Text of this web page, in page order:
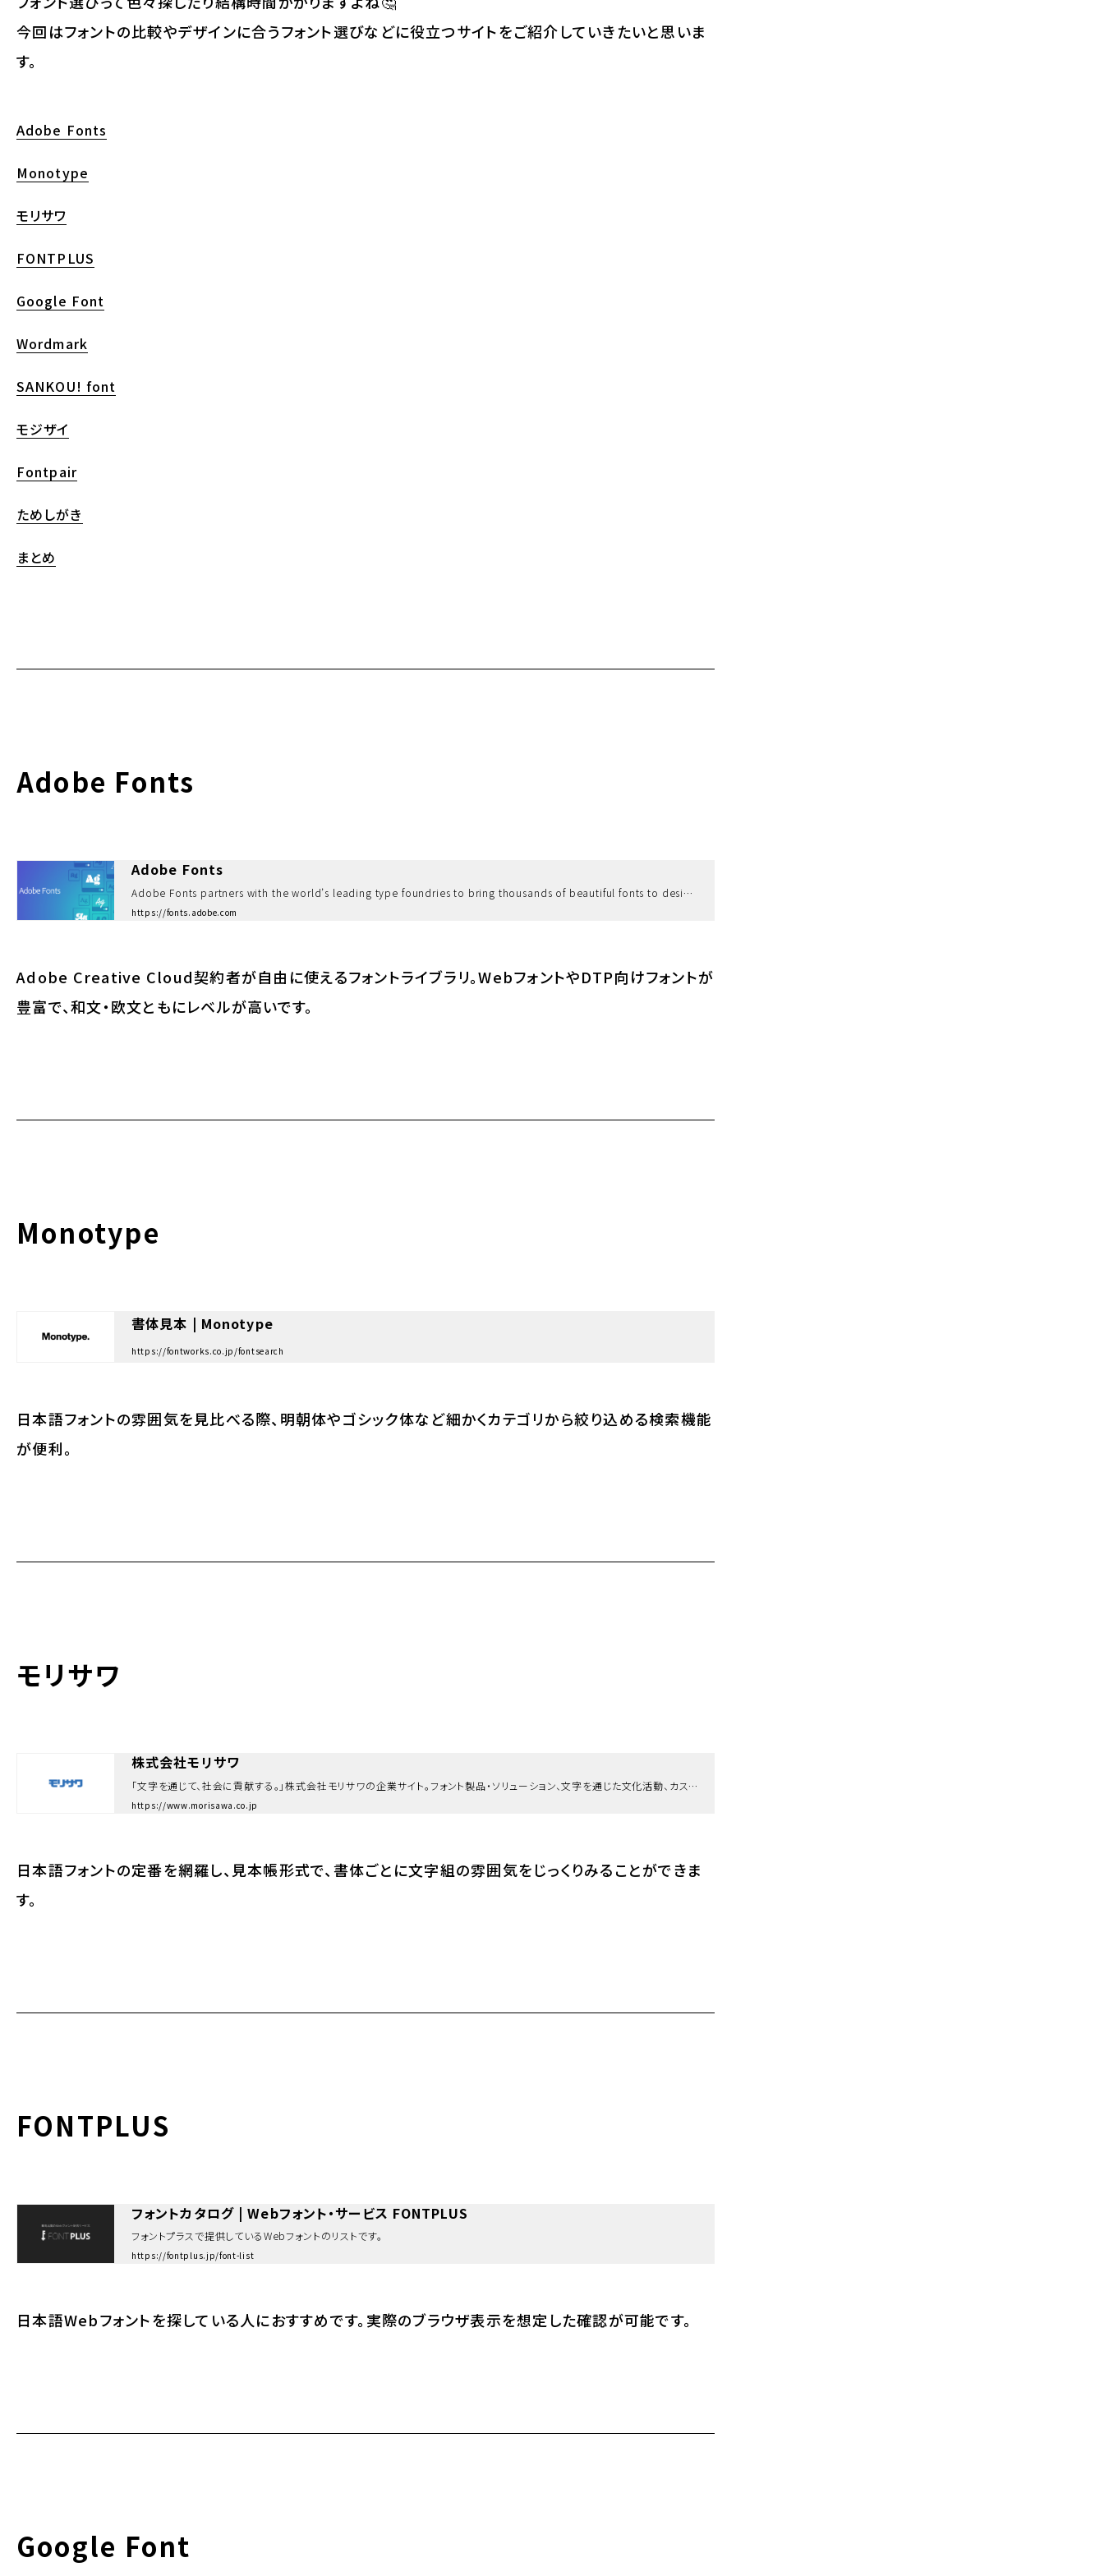
今回はフォントの比較やデザインに合うフォント選びなどに役立つサイトをご紹介していきたいと思いま
す。
Adobe Fonts
Monotype
モリサワ
FONTPLUS
Google Font
Wordmark
SANKOU! font
モジザイ
Fontpair
ためしがき
まとめ
Adobe Fonts
Adobe Fonts
Adobe Fonts partners with the world’s leading type foundries to bring thousands of beautiful fonts to designers every day. No need to worry about licensing, and you can use fonts from Adobe Fonts on the web or in desktop applications.
https://fonts.adobe.com
Adobe Creative Cloud契約者が自由に使えるフォントライブラリ。WebフォントやDTP向けフォントが
豊富で、和文・欧文ともにレベルが高いです。
Monotype
書体見本 | Monotype
https://fontworks.co.jp/fontsearch
日本語フォントの雰囲気を見比べる際、明朝体やゴシック体など細かくカテゴリから絞り込める検索機能
が便利。
モリサワ
株式会社モリサワ
「文字を通じて、社会に貢献する。」株式会社モリサワの企業サイト。フォント製品・ソリューション、文字を通じた文化活動、カスタマーサポート、企業情報を掲載しています。
https://www.morisawa.co.jp
日本語フォントの定番を網羅し、見本帳形式で、書体ごとに文字組の雰囲気をじっくりみることができま
す。
FONTPLUS
フォントカタログ | Webフォント・サービス FONTPLUS
フォントプラスで提供しているWebフォントのリストです。
https://fontplus.jp/font-list
日本語Webフォントを探している人におすすめです。実際のブラウザ表示を想定した確認が可能です。
Google Font